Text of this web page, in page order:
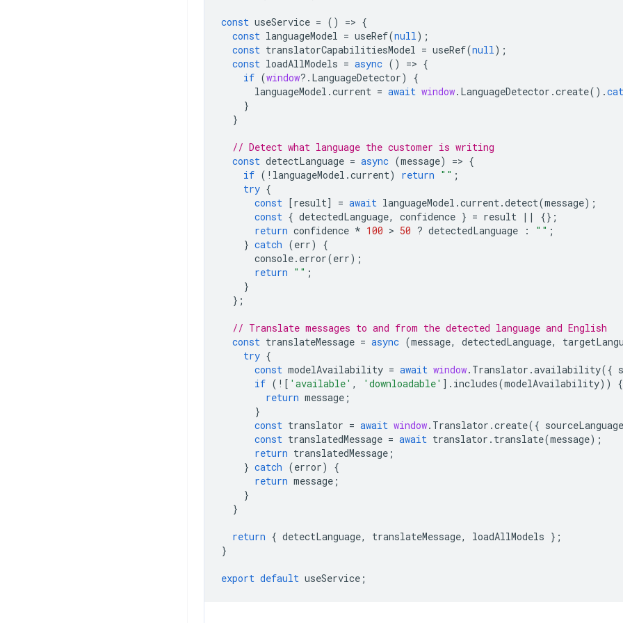
const useService = () => {
const languageModel = useRef(null);
const translatorCapabilitiesModel = useRef(null);
const loadAllModels = async () => {
if (window? . LanguageDetector)
{
languageModel .current = await window. LanguageDetector .create().
}
}
// Detect what language the customer is writing
const detectLanguage = async (message) => {
if ( ! languageModel .current) return "" ;
try {
const
[result] = await languageModel .current.detect(message);
const { detectedLanguage, confidence } = result ||
{};
return confidence * 100 > 50 ? detectedLanguage : "" ;
} catch (err)
{
console. error(err);
return "" ;
}
};
// Translate messages to and from the detected language and English
const translateMessage = async (message, detectedLanguage,
try {
const modelAvailability = await window. Translator .availability({
if ( ! [ 'available' , 'downloadable' ]. includes(modelAvailability))
{
return message ;
}
const translator = await window. Translator .create({ sourceLanguage
const translatedMessage = await translator . translate(message);
return translatedMessage ;
} catch (error)
{
return message ;
}
}
return { detectLanguage, translateMessage, loadAllModels };
}
export default useService ;